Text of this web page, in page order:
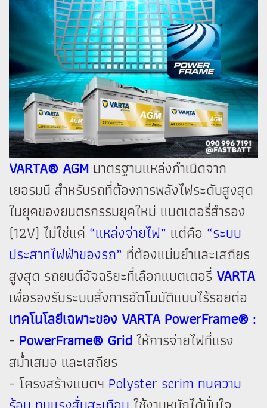
VARTA® AGM มาตรฐานแหล่งกำเนิดจาก
เยอรมนี สำหรับรถที่ต้องการพลังไฟระดับสูงสุด
ในยุคของยนตรกรรมยุคใหม่ แบตเตอรี่สำรอง
(12V) ไม่ใช่แค่ “แหล่งจ่ายไฟ” แต่คือ “ระบบ
ประสาทไฟฟ้าของรถ” ที่ต้องแม่นยำและเสถียร
สูงสุด รถยนต์อัจฉริยะที่เลือกแบตเตอรี่ VARTA
เพื่อรองรับระบบสั่งการอัตโนมัติแบบไร้รอยต่อ
เทคโนโลยีเฉพาะของ VARTA PowerFrame® :
- PowerFrame® Gridให้การจ่ายไฟที่แรง
สม่ำเสมอ และเสถียร
- โครงสร้างแบตฯ Polyster scrim ทนความ